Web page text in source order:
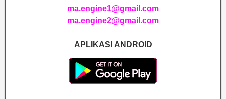
ma.engine1@gmail.com
ma.engine2@gmail.com
APLIKASI ANDROID